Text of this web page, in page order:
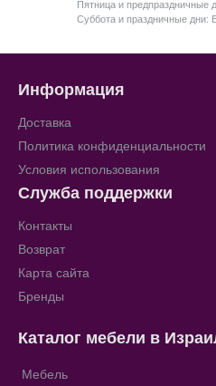
Пятница и предпраздничные
Суббота и праздничные дни:
Информация
Доставка
Политика конфиденциальности
Условия использования
Служба поддержки
Контакты
Возврат
Карта сайта
Бренды
Каталог мебели в
Мебель